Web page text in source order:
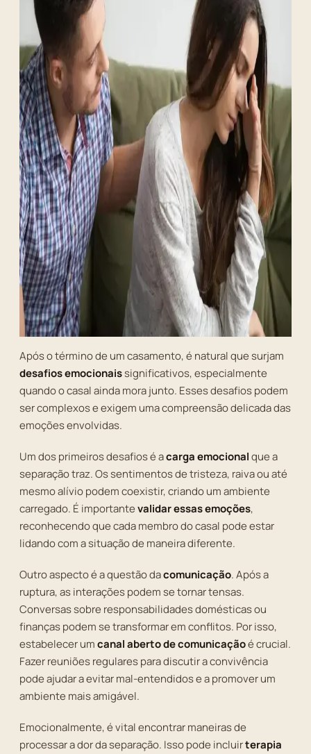
Após o término de um casamento, é natural que surjam
desafios emocionaissignificativos, especialmente
quando o casal ainda mora junto. Esses desafios podem
ser complexos e exigem uma compreensão delicada das
emoções envolvidas.
Um dos primeiros desafios é acarga emocionalque a
separação traz. Os sentimentos de tristeza, raiva ou até
mesmo alívio podem coexistir, criando um ambiente
carregado. É importantevalidar essas emoções,
reconhecendo que cada membro do casal pode estar
lidando com a situação de maneira diferente.
Outro aspecto é a questão dacomunicação. Após a
ruptura, as interações podem se tornar tensas.
Conversas sobre responsabilidades domésticas ou
finanças podem se transformar em conflitos. Por isso,
estabelecer umcanal aberto de comunicaçãoé crucial.
Fazer reuniões regulares para discutir a convivência
pode ajudar a evitar mal-entendidos e a promover um
ambiente mais amigável.
Emocionalmente, é vital encontrar maneiras de
processar a dor da separação. Isso pode incluirterapia